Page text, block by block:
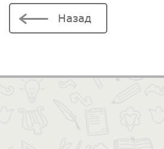
Назад